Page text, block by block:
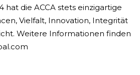
hat die ACCA stets einzigartige
Vielfalt, Innovation, Integrität
Weitere Informationen finden